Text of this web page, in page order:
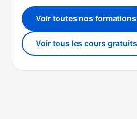
Voir toutes nos formations
Voir tous les cours gratuits